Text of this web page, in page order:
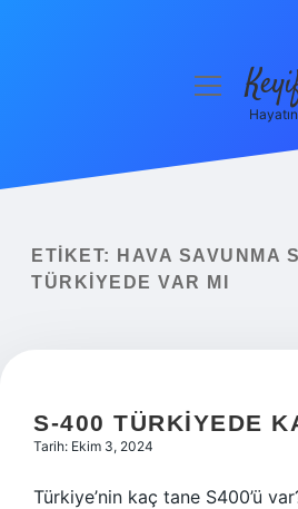
Yasal Uyarı
menüyü
ETIKET:
HAVA SAVUNMA
TÜRKIYEDE VAR MI
S-400 TÜRKIYEDE
Tarih: Ekim 3, 2024
Türkiye’nin kaç tane S400’ü